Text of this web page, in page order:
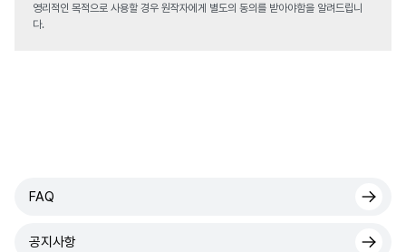
영리적인 목적으로 사용할 경우 원작자에게 별도의 동의를 받아야함을 알려드립니
다.
FAQ
공지사항